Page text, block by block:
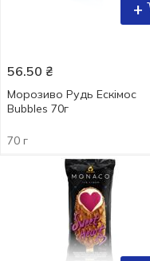
+
56.50 ₴
Морозиво Рудь Ескімос
Bubbles 70г
70 г